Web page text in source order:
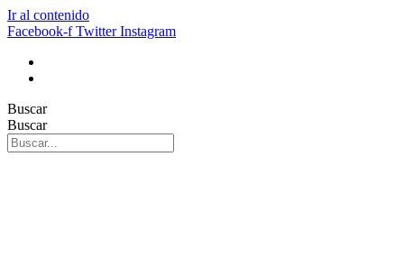
Ir al contenido
Facebook-f Twitter Instagram
Buscar
Buscar